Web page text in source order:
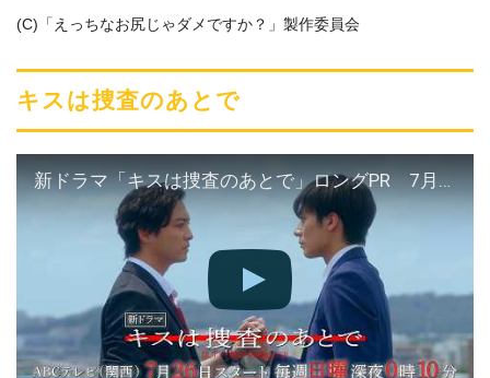
(C)「えっちなお尻じゃダメですか？」製作委員会
キスは捜査のあとで
新ドラマ「キスは捜査のあとで」ロングPR 7月26日(日)スタート！